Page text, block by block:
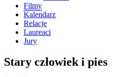
Filmy
Kalendarz
Relacje
Laureaci
Jury
Stary człowiek i pies